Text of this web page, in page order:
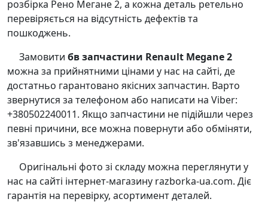
розбірка Рено Мегане 2, а кожна деталь ретельно
перевіряється на відсутність дефектів та
пошкоджень.
Замовити бв запчастини Renault Megane 2
можна за прийнятними цінами у нас на сайті, де
достатньо гарантовано якісних запчастин. Варто
звернутися за телефоном або написати на Viber:
+380502240011. Якщо запчастини не підійшли через
певні причини, все можна повернути або обміняти,
зв'язавшись з менеджерами.
Оригінальні фото зі складу можна переглянути у
нас на сайті інтернет-магазину razborka-ua.com. Діє
гарантія на перевірку, асортимент деталей.